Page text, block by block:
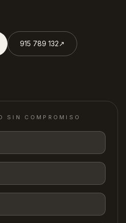
915 789 132↗︎
SIN COMPROMISO